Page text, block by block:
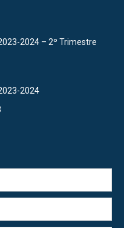
2024 – 2º Trimestre
2024